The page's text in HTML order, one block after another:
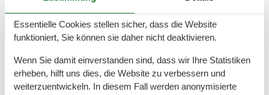
Restaurants
Zentrum
300 m
Kinder
Kinderbett
Treppenschutzgitter
Küchenartikel
Essentielle Cookies stellen sicher, dass die Website
funktioniert, Sie können sie daher nicht deaktivieren.
Wenn Sie damit einverstanden sind, dass wir Ihre Statistiken
erheben, hilft uns dies, die Website zu verbessern und
weiterzuentwickeln. In diesem Fall werden anonymisierte